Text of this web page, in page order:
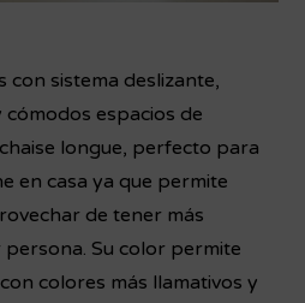
con sistema deslizante,
espacios de
longue, perfecto para
en casa ya que permite
de tener más
Su color permite
colores más llamativos y